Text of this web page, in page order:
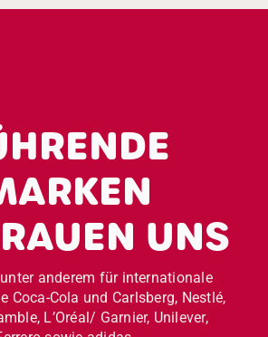
UNS
anderem für internationale
Coca-Cola und Carlsberg, Nestlé,
L’Oréal/ Garnier, Unilever,